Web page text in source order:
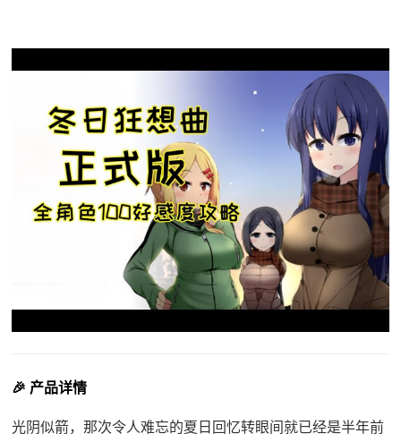
🎉 产品详情
光阴似箭，那次令人难忘的夏日回忆转眼间就已经是半年前